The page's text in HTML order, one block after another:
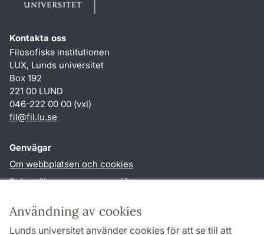
Användning av cookies
Lunds universitet använder cookies för att se till att
Kontakta oss
Filosofiska institutionen
LUX, Lunds universitet
Box 192
221 00 LUND
046-222 00 00 (vxl)
fil@fil.lu.se
Genvägar
Om webbplatsen och cookies
Behandling av personuppgifter
TYPO3-login